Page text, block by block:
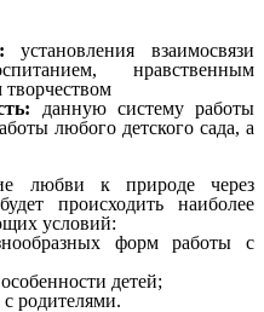
установления взаимосвязи
нравственным
данную систему работы
любого детского сада, а
любви к природе через
происходить наиболее
условий:
форм работы с
детей;
родителями.